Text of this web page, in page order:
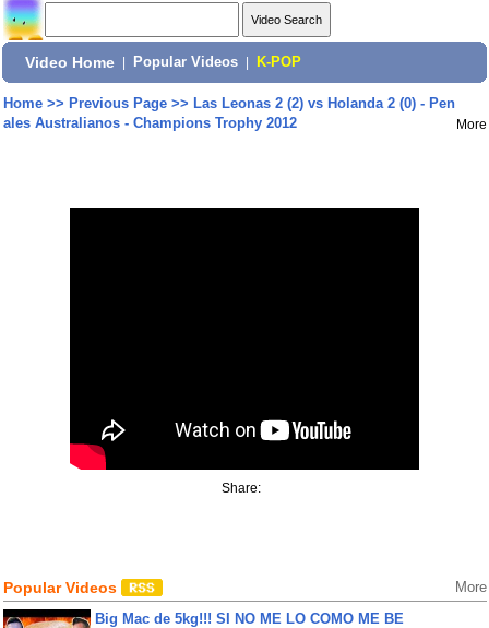
Video Home Popular Videos K-POP
Home>> Previous Page>> Las Leonas 2 (2) vs Holanda 2 (0) - Pen
ales Australianos - Champions Trophy 2012
More
Share:
Popular Videos More
Big Mac de 5kg!!! SI NO ME LO COMO ME BE